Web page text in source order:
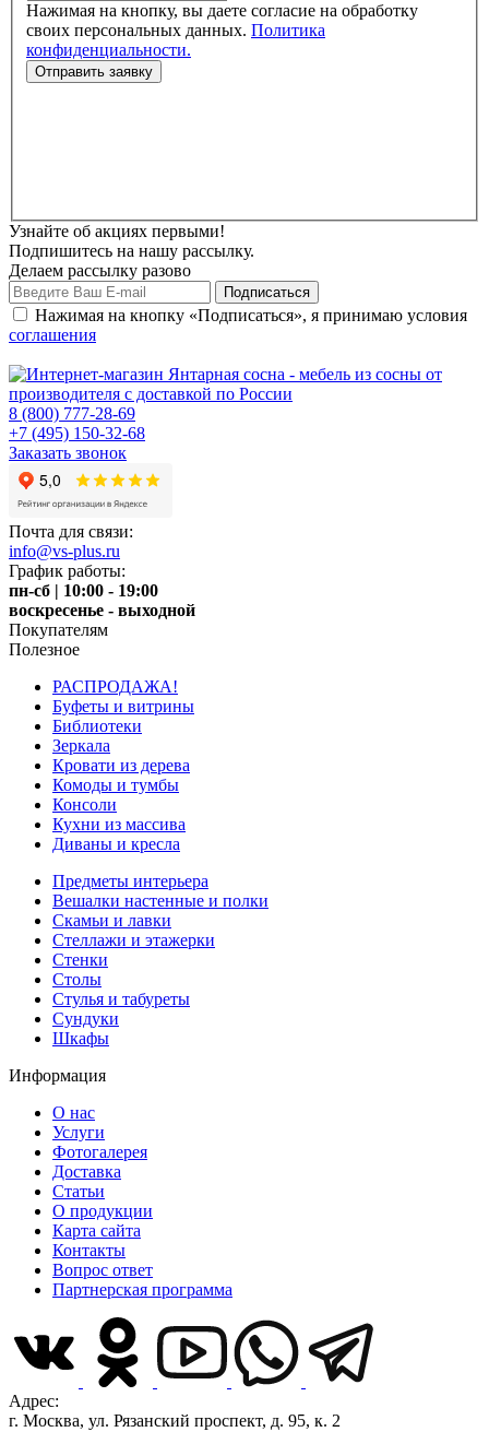
Нажимая на кнопку, вы даете согласие на обработку
своих персональных данных. Политика
конфиденциальности.
Узнайте об акциях первыми!
Подпишитесь на нашу рассылку.
Делаем рассылку разово
Нажимая на кнопку «Подписаться», я принимаю условия
соглашения
8 (800) 777-28-69
+7 (495) 150-32-68
Заказать звонок
Почта для связи:
info@vs-plus.ru
График работы:
пн-сб | 10:00 - 19:00
воскресенье - выходной
Покупателям
Полезное
РАСПРОДАЖА!
Буфеты и витрины
Библиотеки
Зеркала
Кровати из дерева
Комоды и тумбы
Консоли
Кухни из массива
Диваны и кресла
Предметы интерьера
Вешалки настенные и полки
Скамьи и лавки
Стеллажи и этажерки
Стенки
Столы
Стулья и табуреты
Сундуки
Шкафы
Информация
О нас
Услуги
Фотогалерея
Доставка
Статьи
О продукции
Карта сайта
Контакты
Вопрос ответ
Партнерская программа
Адрес:
г. Москва, ул. Рязанский проспект, д. 95, к. 2